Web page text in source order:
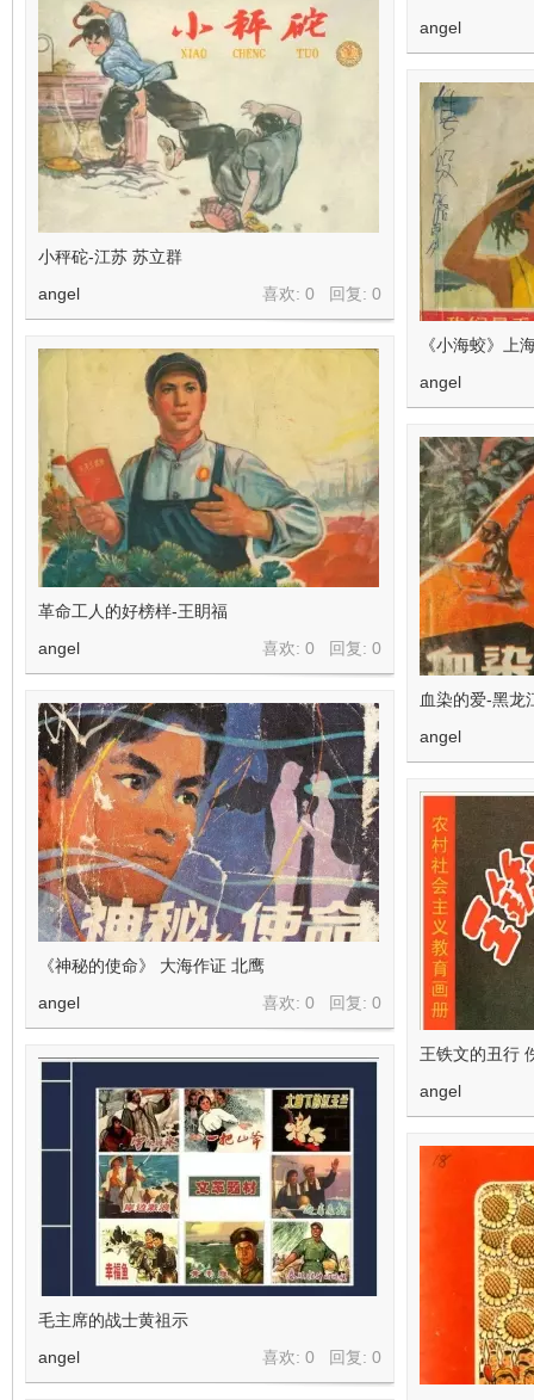
angel
小秤砣-江苏 苏立群
喜欢: 0 回复: 0
angel
《小海蛟》上
angel
革命工人的好榜样-王眀福
喜欢: 0 回复: 0
angel
血染的爱-黑龙
angel
《神秘的使命》 大海作证 北鹰
喜欢: 0 回复: 0
angel
王铁文的丑行
angel
毛主席的战士黄祖示
喜欢: 0 回复: 0
angel